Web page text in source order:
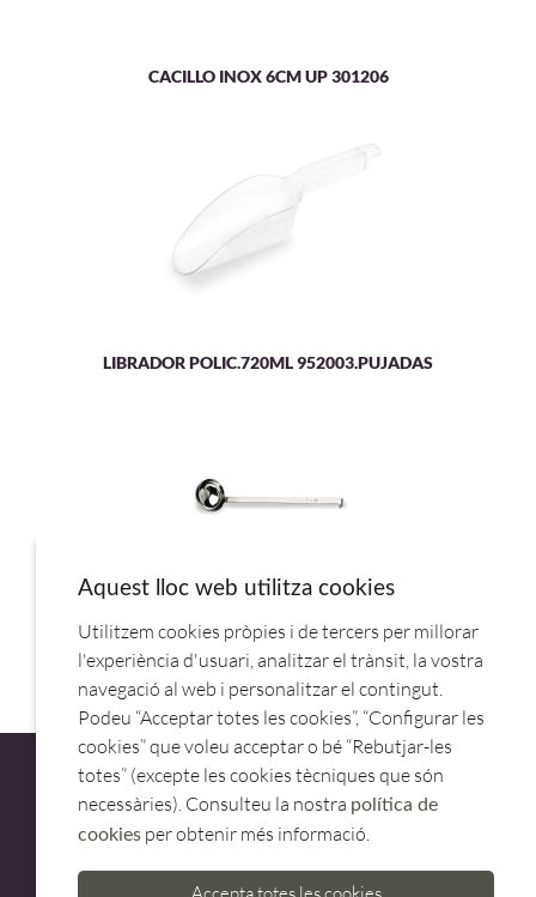
CACILLO INOX 6CM UP 301206
LIBRADOR POLIC.720ML 952003.PUJADAS
CACILLO INOX 6CM UP 301206
ATENCIÓ AL CLIENT
Aquest lloc web utilitza cookies
Utilitzem cookies pròpies i de tercers per millorar
l'experiència d'usuari, analitzar el trànsit, la vostra
navegació al web i personalitzar el contingut.
Podeu “Acceptar totes les cookies”, “Configurar les
cookies” que voleu acceptar o bé “Rebutjar-les
totes” (excepte les cookies tècniques que són
necessàries). Consulteu la nostra política de
cookies per obtenir més informació.